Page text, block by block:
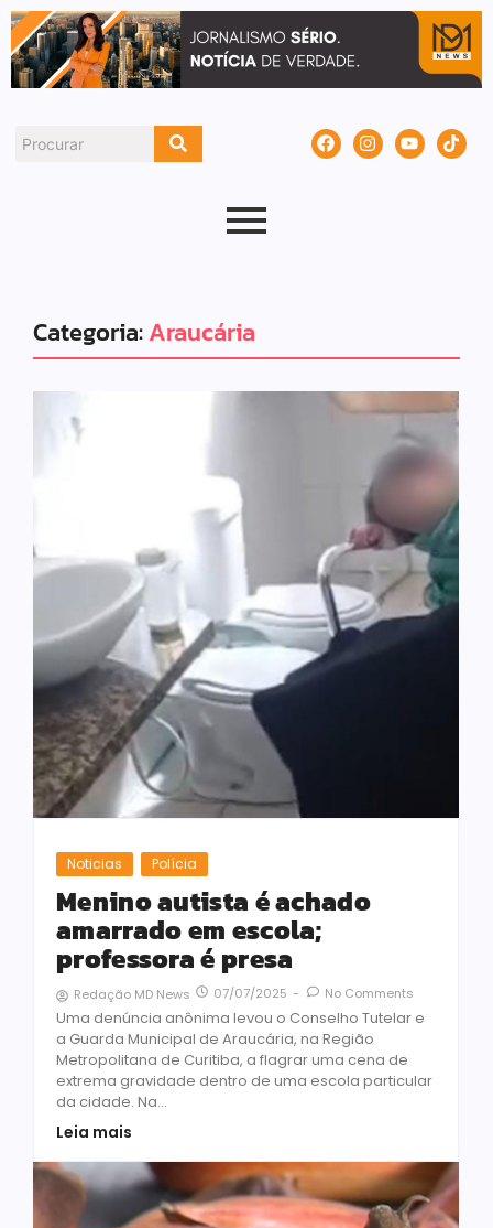
Categoria:Araucária
Noticias Polícia
Menino autista é achado
amarrado em escola;
professora é presa
Redação MD News 07/07/2025 - No Comments
Uma denúncia anônima levou o Conselho Tutelar e
a Guarda Municipal de Araucária, na Região
Metropolitana de Curitiba, a flagrar uma cena de
extrema gravidade dentro de uma escola particular
da cidade. Na...
Leia mais